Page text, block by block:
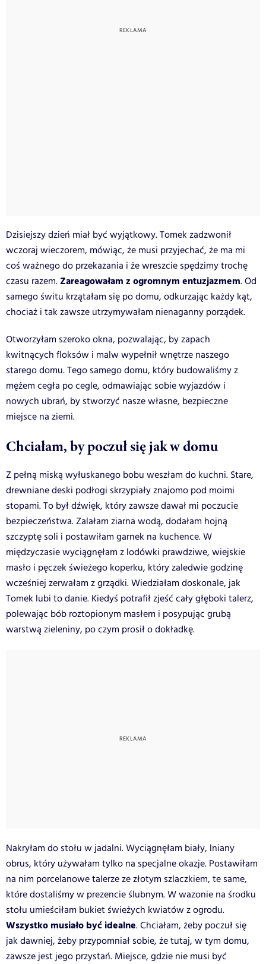
Dzisiejszy dzień miał być wyjątkowy. Tomek zadzwonił
wczoraj wieczorem, mówiąc, że musi przyjechać, że ma mi
coś ważnego do przekazania i że wreszcie spędzimy trochę
czasu razem. Zareagowałam z ogromnym entuzjazmem. Od
samego świtu krzątałam się po domu, odkurzając każdy kąt,
chociaż i tak zawsze utrzymywałam nienaganny porządek.
Otworzyłam szeroko okna, pozwalając, by zapach
kwitnących floksów i malw wypełnił wnętrze naszego
starego domu. Tego samego domu, który budowaliśmy z
mężem cegła po cegle, odmawiając sobie wyjazdów i
nowych ubrań, by stworzyć nasze własne, bezpieczne
miejsce na ziemi.
Chciałam, by poczuł się jak w domu
Z pełną miską wyłuskanego bobu weszłam do kuchni. Stare,
drewniane deski podłogi skrzypiały znajomo pod moimi
stopami. To był dźwięk, który zawsze dawał mi poczucie
bezpieczeństwa. Zalałam ziarna wodą, dodałam hojną
szczyptę soli i postawiłam garnek na kuchence. W
międzyczasie wyciągnęłam z lodówki prawdziwe, wiejskie
masło i pęczek świeżego koperku, który zaledwie godzinę
wcześniej zerwałam z grządki. Wiedziałam doskonale, jak
Tomek lubi to danie. Kiedyś potrafił zjeść cały głęboki talerz,
polewając bób roztopionym masłem i posypując grubą
warstwą zieleniny, po czym prosił o dokładkę.
Nakryłam do stołu w jadalni. Wyciągnęłam biały, lniany
obrus, który używałam tylko na specjalne okazje. Postawiłam
na nim porcelanowe talerze ze złotym szlaczkiem, te same,
które dostaliśmy w prezencie ślubnym. W wazonie na środku
stołu umieściłam bukiet świeżych kwiatów z ogrodu.
Wszystko musiało być idealne. Chciałam, żeby poczuł się
jak dawniej, żeby przypomniał sobie, że tutaj, w tym domu,
zawsze jest jego przystań. Miejsce, gdzie nie musi być